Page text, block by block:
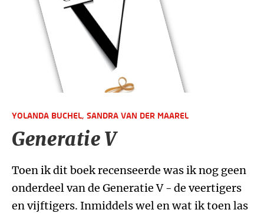
YOLANDA BUCHEL, SANDRA VAN DER MAAREL
Generatie V
Toen ik dit boek recenseerde was ik nog geen
onderdeel van de Generatie V - de veertigers
en vijftigers. Inmiddels wel en wat ik toen las